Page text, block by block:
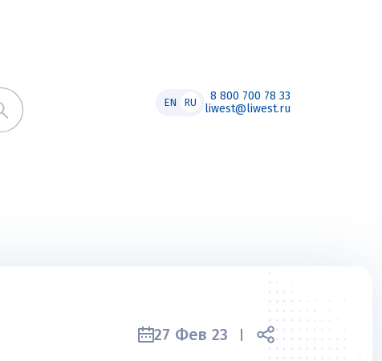
EN RU
8 800 700 78 33
liwest@liwest.ru
27 Фев 23